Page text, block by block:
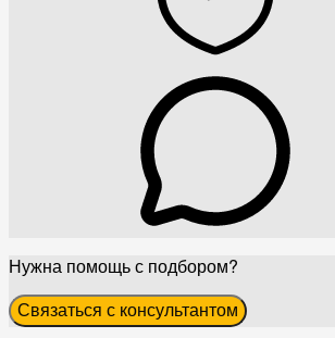
Нужна помощь с подбором?
Связаться с консультантом